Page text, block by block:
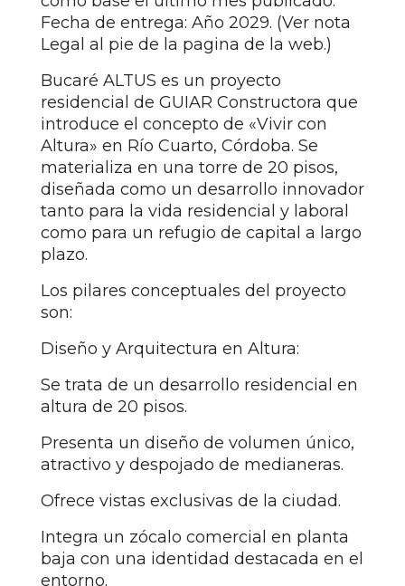
Fecha de entrega: Año 2029. (Ver nota
Legal al pie de la pagina de la web.)
Bucaré ALTUS es un proyecto
residencial de GUIAR Constructora que
introduce el concepto de «Vivir con
Altura» en Río Cuarto, Córdoba. Se
materializa en una torre de 20 pisos,
diseñada como un desarrollo innovador
tanto para la vida residencial y laboral
como para un refugio de capital a largo
plazo.
Los pilares conceptuales del proyecto
son:
Diseño y Arquitectura en Altura:
Se trata de un desarrollo residencial en
altura de 20 pisos.
Presenta un diseño de volumen único,
atractivo y despojado de medianeras.
Ofrece vistas exclusivas de la ciudad.
Integra un zócalo comercial en planta
baja con una identidad destacada en el
entorno.